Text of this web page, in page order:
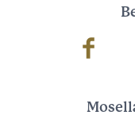
Facebook